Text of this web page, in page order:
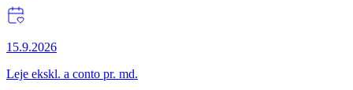
15.9.2026
Leje ekskl. a conto pr. md.